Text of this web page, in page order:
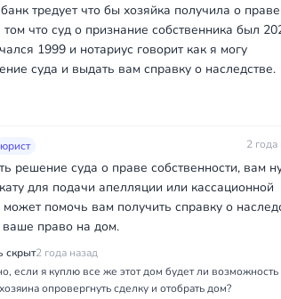
тредует что бы хозяйка получила о
том что суд о признание собственника был
1999 и нотариус говорит как я могу
суда и выдать вам справку о наследстве.
юрист 2 года
решение суда о праве собственности, вам
для подачи апелляции или кассационной
помочь вам получить справку о
право на дом.
скрыт2 года назад
если я куплю все же этот дом будет ли возможность
опровергнуть сделку и отобрать дом?